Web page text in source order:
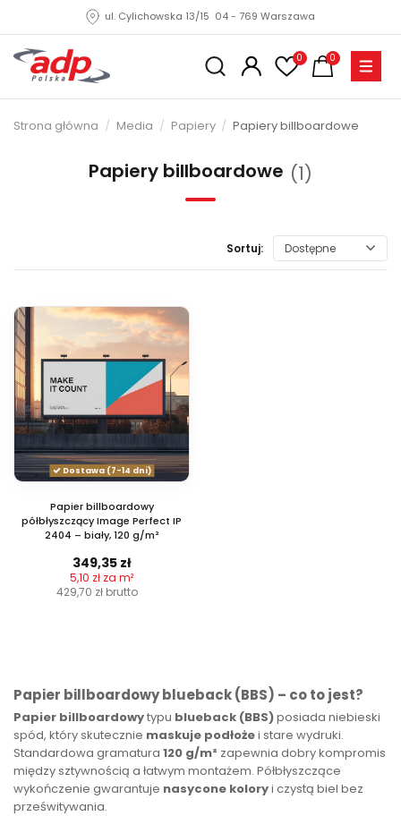
ul. Cylichowska 13/15 04 - 769 Warszawa
0 0
Strona główna Media Papiery Papiery billboardowe
Papiery billboardowe (1)
Sortuj: Dostępne
Dostawa (7-14 dni)
Papier billboardowy
półbłyszczący Image Perfect IP
2404 – biały, 120 g/m²
349,35 zł
5,10 zł za m²
429,70 zł brutto
Papier billboardowy blueback (BBS) – co to jest?
Papier billboardowytypu blueback (BBS)posiada niebieski
spód, który skutecznie maskuje podłożei stare wydruki.
Standardowa gramatura 120 g/m² zapewnia dobry kompromis
między sztywnością a łatwym montażem. Półbłyszczące
wykończenie gwarantuje nasycone koloryi czystą biel bez
prześwitywania.